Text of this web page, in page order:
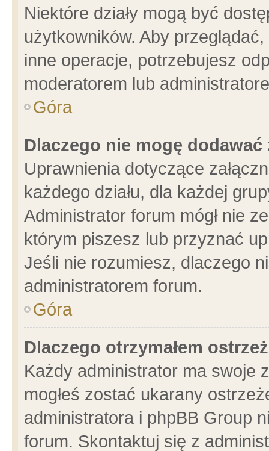
Niektóre działy mogą być
użytkowników. Aby
inne operacje, potrzebujesz
moderatorem lub
Góra
Dlaczego nie mogę dodawać
Uprawnienia dotyczące
każdego działu, dla każdej
Administrator forum mógł nie
którym piszesz lub przyznać
Jeśli nie rozumiesz, dlaczego
administratorem forum.
Góra
Dlaczego otrzymałem
Każdy administrator ma swoje
mogłeś zostać ukarany
administratora i phpBB Group
forum. Skontaktuj się z